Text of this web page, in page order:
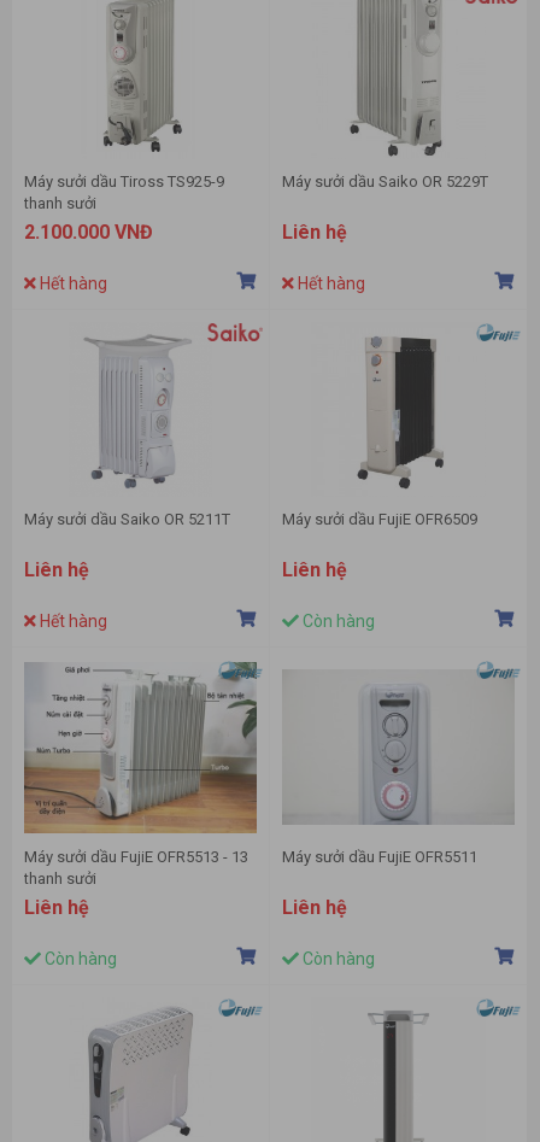
Máy sưởi dầu Tiross TS925-9
thanh sưởi
2.100.000 VNĐ
Hết hàng
Máy sưởi dầu Saiko OR 5229T
Liên hệ
Hết hàng
Máy sưởi dầu Saiko OR 5211T
Liên hệ
Hết hàng
Máy sưởi dầu FujiE OFR6509
Liên hệ
Còn hàng
Máy sưởi dầu FujiE OFR5513 - 13
thanh sưởi
Liên hệ
Còn hàng
Máy sưởi dầu FujiE OFR5511
Liên hệ
Còn hàng